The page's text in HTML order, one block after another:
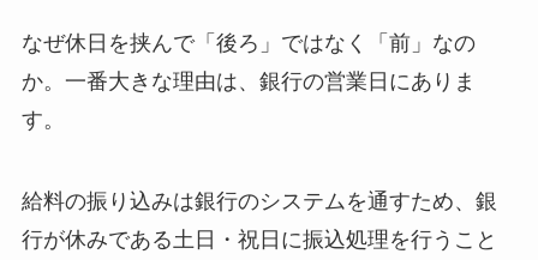
なぜ休日を挟んで「後ろ」ではなく「前」なの
か。一番大きな理由は、銀行の営業日にありま
す。
給料の振り込みは銀行のシステムを通すため、銀
行が休みである土日・祝日に振込処理を行うこと